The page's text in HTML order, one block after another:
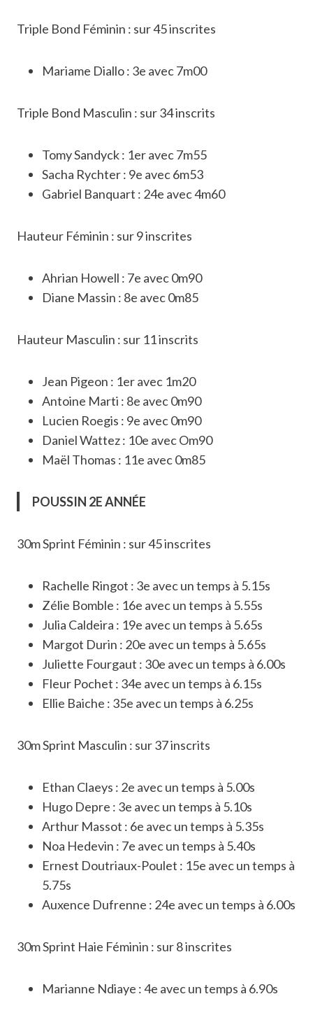
Triple Bond Féminin : sur 45 inscrites
Mariame Diallo : 3e avec 7m00
Triple Bond Masculin : sur 34 inscrits
Tomy Sandyck : 1er avec 7m55
Sacha Rychter : 9e avec 6m53
Gabriel Banquart : 24e avec 4m60
Hauteur Féminin : sur 9 inscrites
Ahrian Howell : 7e avec 0m90
Diane Massin : 8e avec 0m85
Hauteur Masculin : sur 11 inscrits
Jean Pigeon : 1er avec 1m20
Antoine Marti : 8e avec 0m90
Lucien Roegis : 9e avec 0m90
Daniel Wattez : 10e avec Om90
Maël Thomas : 11e avec 0m85
POUSSIN 2E ANNÉE
30m Sprint Féminin : sur 45 inscrites
Rachelle Ringot : 3e avec un temps à 5.15s
Zélie Bomble : 16e avec un temps à 5.55s
Julia Caldeira : 19e avec un temps à 5.65s
Margot Durin : 20e avec un temps à 5.65s
Juliette Fourgaut : 30e avec un temps à 6.00s
Fleur Pochet : 34e avec un temps à 6.15s
Ellie Baiche : 35e avec un temps à 6.25s
30m Sprint Masculin : sur 37 inscrits
Ethan Claeys : 2e avec un temps à 5.00s
Hugo Depre : 3e avec un temps à 5.10s
Arthur Massot : 6e avec un temps à 5.35s
Noa Hedevin : 7e avec un temps à 5.40s
Ernest Doutriaux-Poulet : 15e avec un temps à
5.75s
Auxence Dufrenne : 24e avec un temps à 6.00s
30m Sprint Haie Féminin : sur 8 inscrites
Marianne Ndiaye : 4e avec un temps à 6.90s